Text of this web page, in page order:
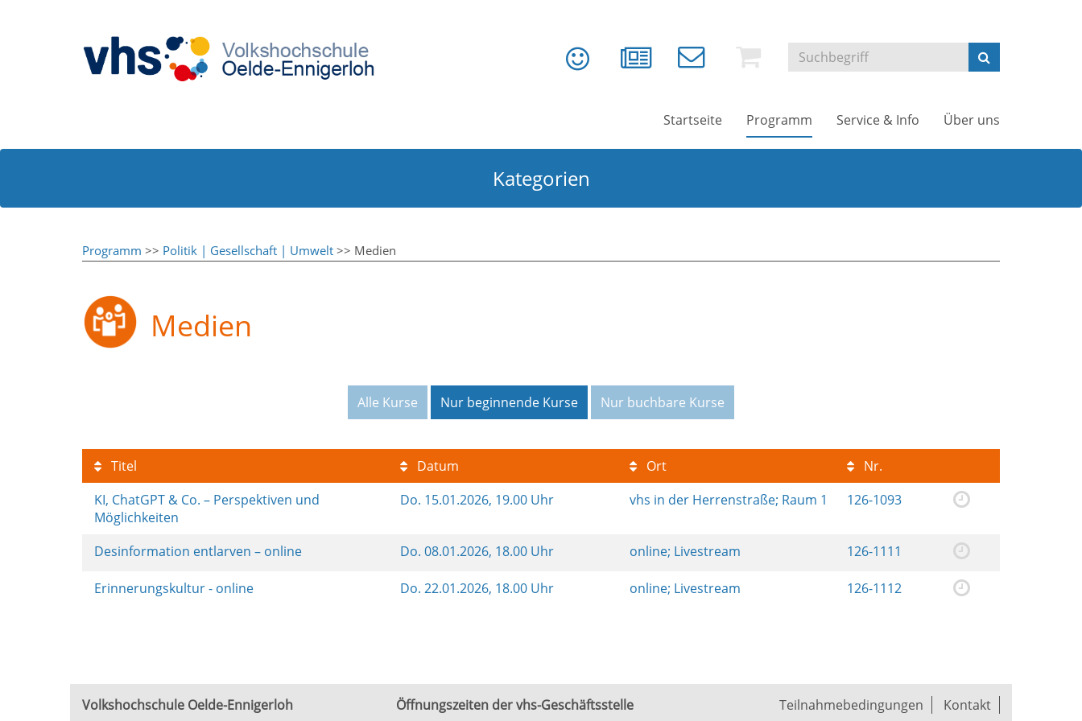
Startseite Programm Service & Info Über uns
Kategorien
Programm >> Politik | Gesellschaft | Umwelt >> Medien
Medien
Alle Kurse Nur beginnende Kurse Nur buchbare Kurse
Titel Datum Ort
Nr.
KI, ChatGPT & Co. – Perspektiven und
Möglichkeiten
Do. 15.01.2026, 19.00 Uhr vhs in der Herrenstraße; Raum 1 126-1093
Desinformation entlarven – online Do. 08.01.2026, 18.00 Uhr online; Livestream 126-1111
Erinnerungskultur - online Do. 22.01.2026, 18.00 Uhr online; Livestream 126-1112
Volkshochschule Oelde-Ennigerloh Öffnungszeiten der vhs-Geschäftsstelle Teilnahmebedingungen Kontakt